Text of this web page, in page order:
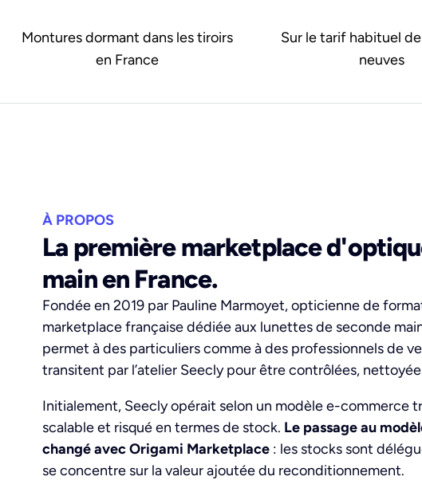
Montures dormant dans les tiroirs
en France
Sur le tarif habituel
neuves
À PROPOS
La première marketplace
main en France.
Fondée en 2019 par Pauline Marmoyet, opticienne de
marketplace française dédiée aux lunettes de seconde
permet à des particuliers comme à des professionnels de
transitent par l’atelier Seecly pour être contrôlées,
Initialement, Seecly opérait selon un modèle e-commerce
scalable et risqué en termes de stock. Le passage au
changé avec Origami Marketplace : les stocks sont
se concentre sur la valeur ajoutée du reconditionnement.